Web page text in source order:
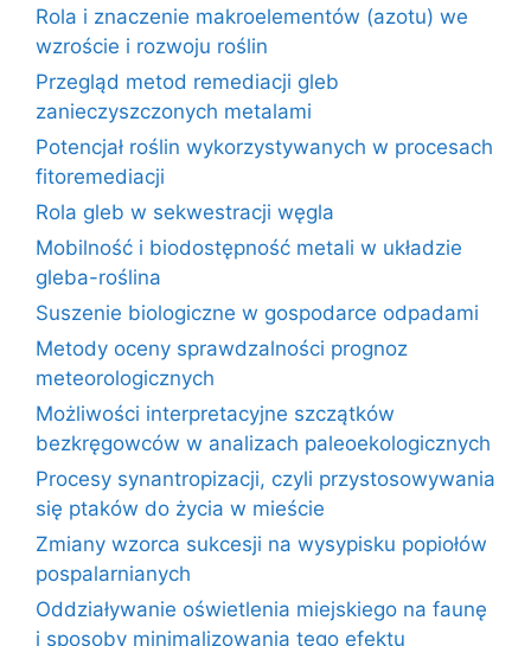
Rola i znaczenie makroelementów (azotu) we
wzroście i rozwoju roślin
Przegląd metod remediacji gleb
zanieczyszczonych metalami
Potencjał roślin wykorzystywanych w procesach
fitoremediacji
Rola gleb w sekwestracji węgla
Mobilność i biodostępność metali w układzie
gleba-roślina
Suszenie biologiczne w gospodarce odpadami
Metody oceny sprawdzalności prognoz
meteorologicznych
Możliwości interpretacyjne szczątków
bezkręgowców w analizach paleoekologicznych
Procesy synantropizacji, czyli przystosowywania
się ptaków do życia w mieście
Zmiany wzorca sukcesji na wysypisku popiołów
pospalarnianych
Oddziaływanie oświetlenia miejskiego na faunę
i sposoby minimalizowania tego efektu